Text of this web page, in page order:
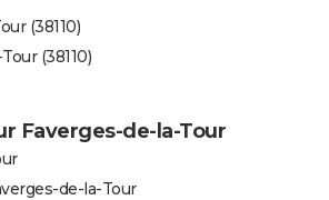
(38110)
(38110)
Faverges-de-la-Tour
de-la-Tour